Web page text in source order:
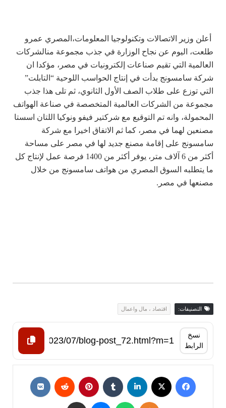
أعلن وزير الاتصالات وتكنولوجيا المعلومات،المصري عمرو
طلعت، اليوم عن نجاح الوزارة في جذب مجموعة منالشركات
العالمية التي تقيم صناعات إلكترونيات في مصر، مؤكدا ان
شركة سامسونج بدأت في إنتاج الحواسب اللوحية “التابلت”
التي توزع على طلاب الصف الأول الثانوي، ثم تلى هذا جذب
مجموعة من الشركات العالمية المتخصصة في صناعة الهواتف
المحمولة، وانه تم التوقيع مع شركتير فيفو ونوكيا اللتان اسستا
مصنعين لهما في مصر، كما ثم الاتفاق اخيرا مع شركة
سامسونج على إقامة مصنع جديد لها في مصر على مساحة
أكثر من 6 آلاف متر، يوفر أكثر من 1400 فرصة عمل لإنتاج كل
ما يتطلبه السوق المصري من هواتف سامسونج من خلال
مصنعها في مصر.
التصنيفات: اقتصاد ، مال واعمال
نسخ
الرابط